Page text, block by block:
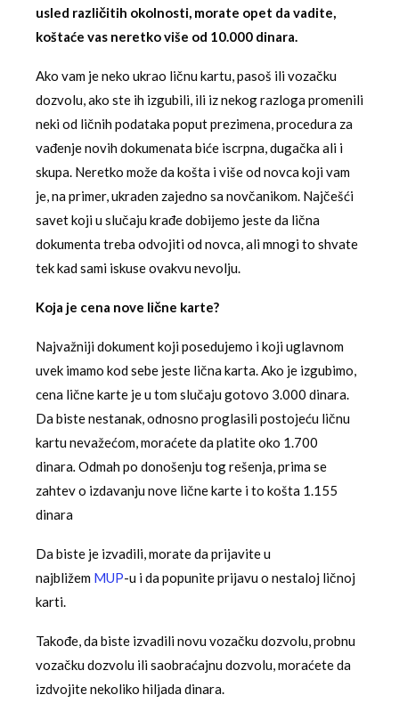
usled različitih okolnosti, morate opet da vadite,
koštaće vas neretko više od 10.000 dinara.
Ako vam je neko ukrao ličnu kartu, pasoš ili vozačku
dozvolu, ako ste ih izgubili, ili iz nekog razloga promenili
neki od ličnih podataka poput prezimena, procedura za
vađenje novih dokumenata biće iscrpna, dugačka ali i
skupa. Neretko može da košta i više od novca koji vam
je, na primer, ukraden zajedno sa novčanikom. Najčešći
savet koji u slučaju krađe dobijemo jeste da lična
dokumenta treba odvojiti od novca, ali mnogi to shvate
tek kad sami iskuse ovakvu nevolju.
Koja je cena nove lične karte?
Najvažniji dokument koji posedujemo i koji uglavnom
uvek imamo kod sebe jeste lična karta. Ako je izgubimo,
cena lične karte je u tom slučaju gotovo 3.000 dinara.
Da biste nestanak, odnosno proglasili postojeću ličnu
kartu nevažećom, moraćete da platite oko 1.700
dinara. Odmah po donošenju tog rešenja, prima se
zahtev o izdavanju nove lične karte i to košta 1.155
dinara
Da biste je izvadili, morate da prijavite u
najbližem MUP-u i da popunite prijavu o nestaloj ličnoj
karti.
Takođe, da biste izvadili novu vozačku dozvolu, probnu
vozačku dozvolu ili saobraćajnu dozvolu, moraćete da
izdvojite nekoliko hiljada dinara.